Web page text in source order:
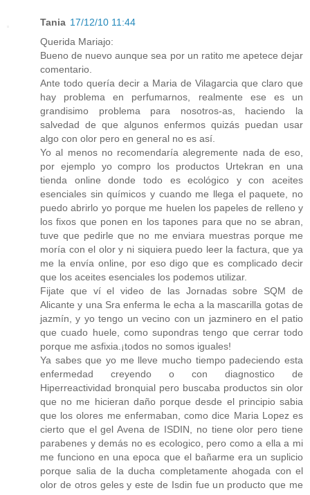
Tania 17/12/10 11:44
Querida Mariajo:
Bueno de nuevo aunque sea por un ratito me apetece dejar
comentario.
Ante todo quería decir a Maria de Vilagarcia que claro que
hay problema en perfumarnos, realmente ese es un
grandisimo problema para nosotros-as, haciendo la
salvedad de que algunos enfermos quizás puedan usar
algo con olor pero en general no es así.
Yo al menos no recomendaría alegremente nada de eso,
por ejemplo yo compro los productos Urtekran en una
tienda online donde todo es ecológico y con aceites
esenciales sin químicos y cuando me llega el paquete, no
puedo abrirlo yo porque me huelen los papeles de relleno y
los fixos que ponen en los tapones para que no se abran,
tuve que pedirle que no me enviara muestras porque me
moría con el olor y ni siquiera puedo leer la factura, que ya
me la envía online, por eso digo que es complicado decir
que los aceites esenciales los podemos utilizar.
Fijate que ví el video de las Jornadas sobre SQM de
Alicante y una Sra enferma le echa a la mascarilla gotas de
jazmín, y yo tengo un vecino con un jazminero en el patio
que cuado huele, como supondras tengo que cerrar todo
porque me asfixia.¡todos no somos iguales!
Ya sabes que yo me lleve mucho tiempo padeciendo esta
enfermedad creyendo o con diagnostico de
Hiperreactividad bronquial pero buscaba productos sin olor
que no me hicieran daño porque desde el principio sabia
que los olores me enfermaban, como dice Maria Lopez es
cierto que el gel Avena de ISDIN, no tiene olor pero tiene
parabenes y demás no es ecologico, pero como a ella a mi
me funciono en una epoca que el bañarme era un suplicio
porque salia de la ducha completamente ahogada con el
olor de otros geles y este de Isdin fue un producto que me